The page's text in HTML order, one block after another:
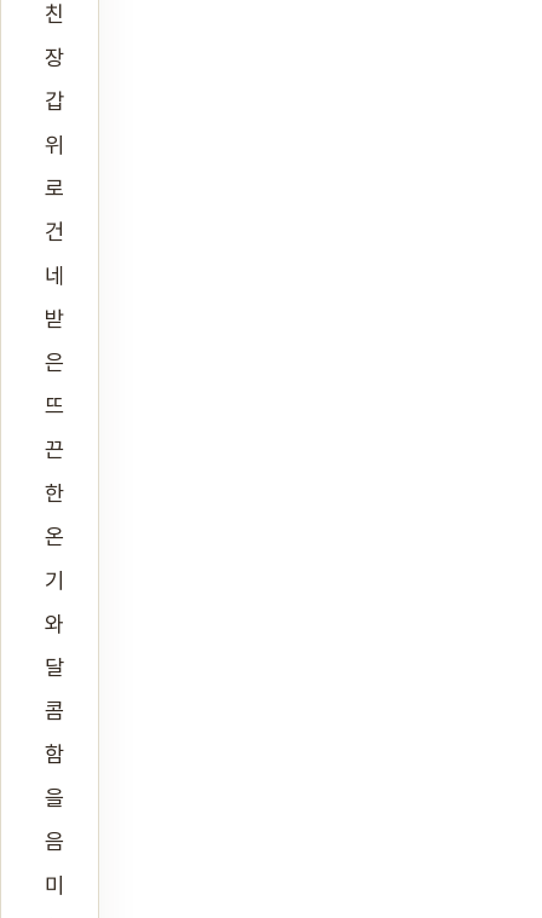
친
장
갑
위
로
건
네
받
은
뜨
끈
한
온
기
와
달
콤
함
을
음
미